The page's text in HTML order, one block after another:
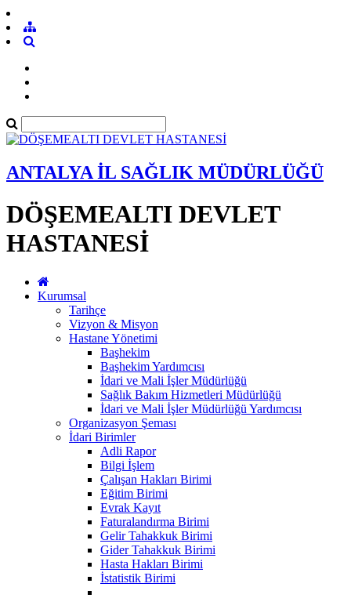
ANTALYA İL SAĞLIK MÜDÜRLÜĞÜ
DÖŞEMEALTI DEVLET
HASTANESİ
Kurumsal
Tarihçe
Vizyon & Misyon
Hastane Yönetimi
Başhekim
Başhekim Yardımcısı
İdari ve Mali İşler Müdürlüğü
Sağlık Bakım Hizmetleri Müdürlüğü
İdari ve Mali İşler Müdürlüğü Yardımcısı
Organizasyon Şeması
İdari Birimler
Adli Rapor
Bilgi İşlem
Çalışan Hakları Birimi
Eğitim Birimi
Evrak Kayıt
Faturalandırma Birimi
Gelir Tahakkuk Birimi
Gider Tahakkuk Birimi
Hasta Hakları Birimi
İstatistik Birimi